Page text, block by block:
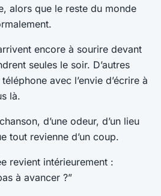
alors que le reste du monde
encore à sourire devant
seules le soir. D’autres
avec l’envie d’écrire à
là.
d’une odeur, d’un lieu
tout revienne d’un coup.
revient intérieurement :
à avancer ?”